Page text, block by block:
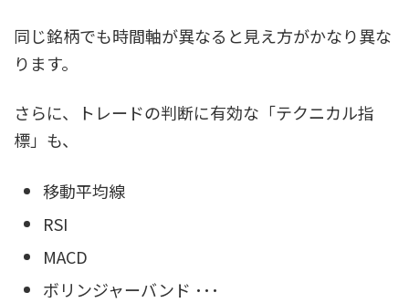
同じ銘柄でも時間軸が異なると見え方がかなり異な
ります。
さらに、トレードの判断に有効な「テクニカル指
標」も、
移動平均線
RSI
MACD
ボリンジャーバンド ･･･